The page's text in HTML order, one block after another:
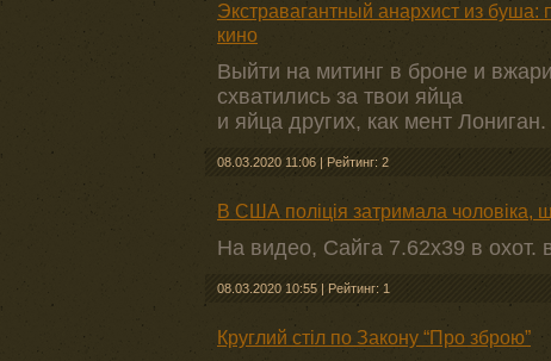
Экстравагантный анархист из
кино
Выйти на митинг в броне и
схватились за твои яйца
и яйца других, как мент Лониган.
08.03.2020 11:06 | Рейтинг: 2
В США поліція затримала чоловіка,
На видео, Сайга 7.62х39 в охот.
08.03.2020 10:55 | Рейтинг: 1
Круглий стіл по Закону “Про зброю”